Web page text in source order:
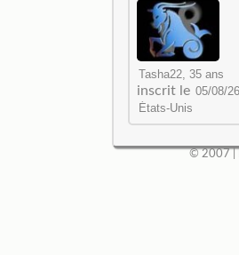
inscrit le
© 2007 |